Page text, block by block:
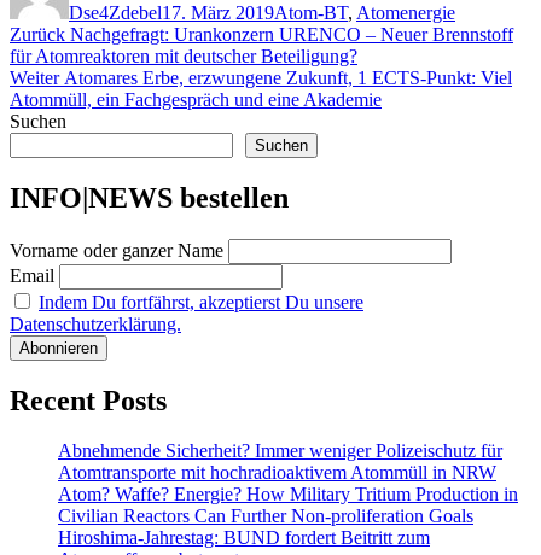
Dse4Zdebel17. März 2019Atom-BT, Atomenergie
Beitragsnavigation
Zurück Vorheriger
Beitrag:
Nachgefragt: Urankonzern URENCO – Neuer Brennstoff
für Atomreaktoren mit deutscher Beteiligung?
Weiter Nächster
Beitrag:
Atomares Erbe, erzwungene Zukunft, 1 ECTS-Punkt: Viel
Atommüll, ein Fachgespräch und eine Akademie
Suchen
Suchen
INFO|NEWS bestellen
Vorname oder ganzer Name
Email
Indem Du fortfährst, akzeptierst Du unsere
Datenschutzerklärung.
Recent Posts
Abnehmende Sicherheit? Immer weniger Polizeischutz für
Atomtransporte mit hochradioaktivem Atommüll in NRW
Atom? Waffe? Energie? How Military Tritium Production in
Civilian Reactors Can Further Non-proliferation Goals
Hiroshima-Jahrestag: BUND fordert Beitritt zum